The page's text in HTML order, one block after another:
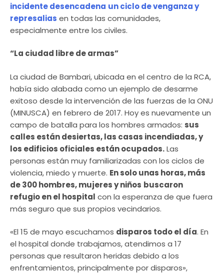
incidente desencadena un ciclo de venganza y
represalias en todas las comunidades,
especialmente entre los civiles.
“La ciudad libre de armas”
La ciudad de Bambari, ubicada en el centro de la RCA,
había sido alabada como un ejemplo de desarme
exitoso desde la intervención de las fuerzas de la ONU
(MINUSCA) en febrero de 2017. Hoy es nuevamente un
campo de batalla para los hombres armados: sus
calles están desiertas, las casas incendiadas, y
los edificios oficiales están ocupados.Las
personas están muy familiarizadas con los ciclos de
violencia, miedo y muerte. En solo unas horas, más
de 300 hombres, mujeres y niños buscaron
refugio en el hospital con la esperanza de que fuera
más seguro que sus propios vecindarios.
«El 15 de mayo escuchamos disparos todo el día. En
el hospital donde trabajamos, atendimos a 17
personas que resultaron heridas debido a los
enfrentamientos, principalmente por disparos»,